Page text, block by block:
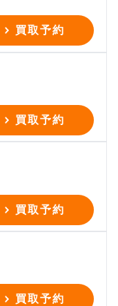
買取予約
買取予約
買取予約
買取予約